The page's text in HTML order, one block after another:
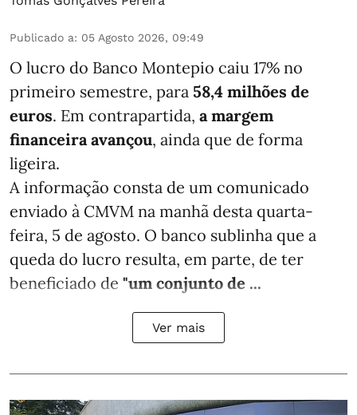
Publicado a: 05 Agosto 2026, 09:49
O lucro do Banco Montepio caiu 17% no
primeiro semestre, para 58,4 milhões de
euros. Em contrapartida, a margem
financeira avançou, ainda que de forma
ligeira.
A informação consta de um comunicado
enviado à CMVM na manhã desta quarta-
feira, 5 de agosto. O banco sublinha que a
queda do lucro resulta, em parte, de ter
beneficiado de "um conjunto de ...
Ver mais